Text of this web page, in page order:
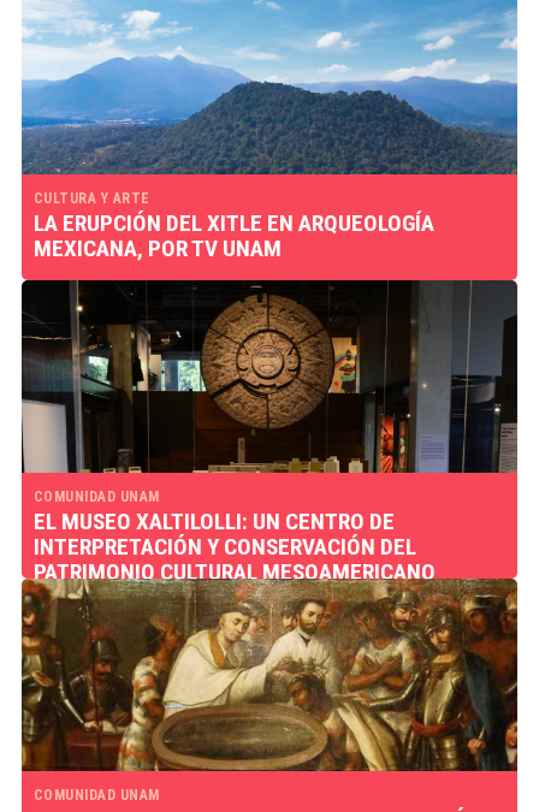
CULTURA Y ARTE
LA ERUPCIÓN DEL XITLE EN ARQUEOLOGÍA
MEXICANA, POR TV UNAM
COMUNIDAD UNAM
EL MUSEO XALTILOLLI: UN CENTRO DE
INTERPRETACIÓN Y CONSERVACIÓN DEL
PATRIMONIO CULTURAL MESOAMERICANO
COMUNIDAD UNAM